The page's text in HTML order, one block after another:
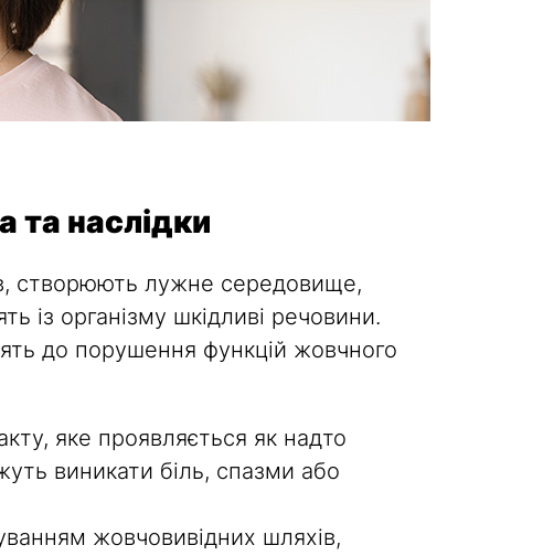
та наслідки
створюють лужне середовище,
із організму шкідливі речовини.
до порушення функцій жовчного
яке проявляється як надто
виникати біль, спазми або
жовчовивідних шляхів,